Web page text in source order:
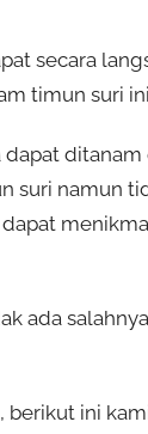
secara
timun suri
suri namun
ada
ini